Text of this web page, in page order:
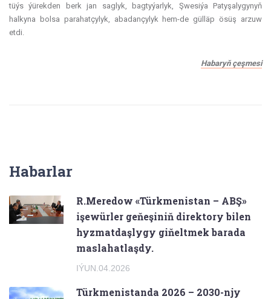
tüýs ýürekden berk jan saglyk, bagtyýarlyk, Şwesiýa Patyşalygynyň
halkyna bolsa parahatçylyk, abadançylyk hem-de gülläp ösüş arzuw
etdi.
Habaryň çeşmesi
Habarlar
R.Meredow «Türkmenistan – ABŞ»
işewürler geňeşiniň direktory bilen
hyzmatdaşlygy giňeltmek barada
maslahatlaşdy.
IÝUN.04.2026
Türkmenistanda 2026 – 2030-njy